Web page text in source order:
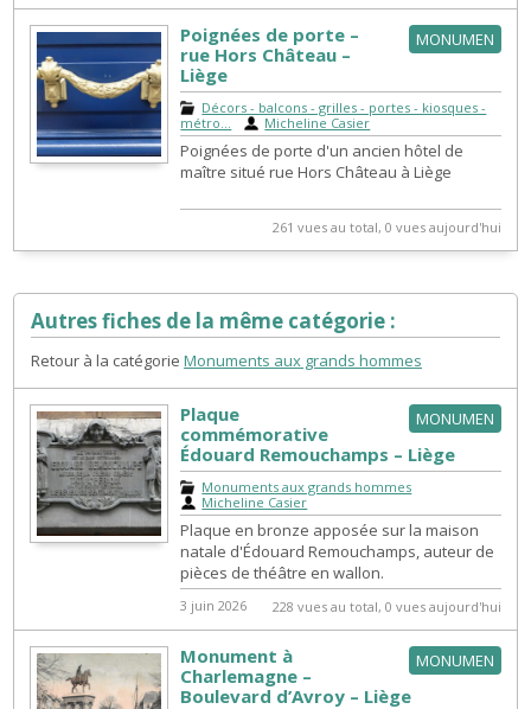
MONUMEN
Poignées de porte –
rue Hors Château –
Liège
Décors - balcons - grilles - portes - kiosques -
métro...
Micheline Casier
Poignées de porte d'un ancien hôtel de
maître situé rue Hors Château à Liège
261 vues au total, 0 vues aujourd'hui
Autres fiches de la même catégorie :
Retour à la catégorie Monuments aux grands hommes
MONUMEN
Plaque
commémorative
Édouard Remouchamps – Liège
Monuments aux grands hommes
Micheline Casier
Plaque en bronze apposée sur la maison
natale d'Édouard Remouchamps, auteur de
pièces de théâtre en wallon.
3 juin 2026 228 vues au total, 0 vues aujourd'hui
MONUMEN
Monument à
Charlemagne –
Boulevard d’Avroy – Liège